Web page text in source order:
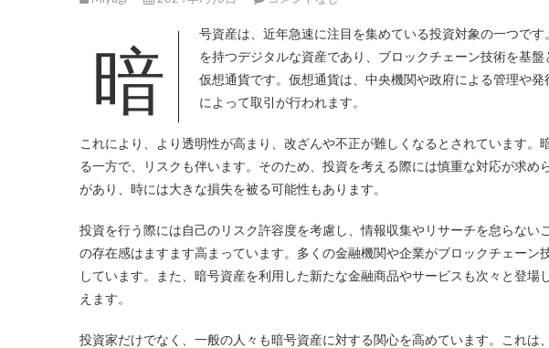
暗号資産は、近年急速に注目を集めている投資対象の一つです。
を持つデジタルな資産であり、ブロックチェーン技術を基
仮想通貨です。仮想通貨は、中央機関や政府による管理や
によって取引が行われます。
これにより、より透明性が高まり、改ざんや不正が難しくなるとされています
る一方で、リスクも伴います。そのため、投資を考える際には慎重な対応が求め
があり、時には大きな損失を被る可能性もあります。
投資を行う際には自己のリスク許容度を考慮し、情報収集やリサーチを怠らな
の存在感はますます高まっています。多くの金融機関や企業がブロックチェーン
しています。また、暗号資産を利用した新たな金融商品やサービスも次々と登
えます。
投資家だけでなく、一般の人々も暗号資産に対する関心を高めています。これは